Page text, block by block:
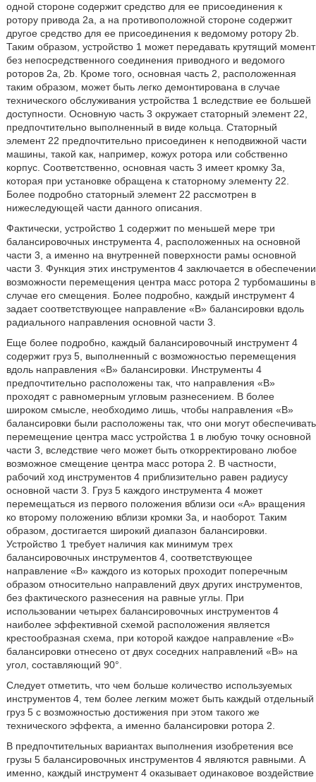
одной стороне содержит средство для ее присоединения к
ротору привода 2а, а на противоположной стороне содержит
другое средство для ее присоединения к ведомому ротору 2b.
Таким образом, устройство 1 может передавать крутящий момент
без непосредственного соединения приводного и ведомого
роторов 2а, 2b. Кроме того, основная часть 2, расположенная
таким образом, может быть легко демонтирована в случае
технического обслуживания устройства 1 вследствие ее большей
доступности. Основную часть 3 окружает статорный элемент 22,
предпочтительно выполненный в виде кольца. Статорный
элемент 22 предпочтительно присоединен к неподвижной части
машины, такой как, например, кожух ротора или собственно
корпус. Соответственно, основная часть 3 имеет кромку 3а,
которая при установке обращена к статорному элементу 22.
Более подробно статорный элемент 22 рассмотрен в
нижеследующей части данного описания.
Фактически, устройство 1 содержит по меньшей мере три
балансировочных инструмента 4, расположенных на основной
части 3, а именно на внутренней поверхности рамы основной
части 3. Функция этих инструментов 4 заключается в обеспечении
возможности перемещения центра масс ротора 2 турбомашины в
случае его смещения. Более подробно, каждый инструмент 4
задает соответствующее направление «В» балансировки вдоль
радиального направления основной части 3.
Еще более подробно, каждый балансировочный инструмент 4
содержит груз 5, выполненный с возможностью перемещения
вдоль направления «В» балансировки. Инструменты 4
предпочтительно расположены так, что направления «В»
проходят с равномерным угловым разнесением. В более
широком смысле, необходимо лишь, чтобы направления «В»
балансировки были расположены так, что они могут обеспечивать
перемещение центра масс устройства 1 в любую точку основной
части 3, вследствие чего может быть откорректировано любое
возможное смещение центра масс ротора 2. В частности,
рабочий ход инструментов 4 приблизительно равен радиусу
основной части 3. Груз 5 каждого инструмента 4 может
перемещаться из первого положения вблизи оси «А» вращения
ко второму положению вблизи кромки 3а, и наоборот. Таким
образом, достигается широкий диапазон балансировки.
Устройство 1 требует наличия как минимум трех
балансировочных инструментов 4, соответствующее
направление «В» каждого из которых проходит поперечным
образом относительно направлений двух других инструментов,
без фактического разнесения на равные углы. При
использовании четырех балансировочных инструментов 4
наиболее эффективной схемой расположения является
крестообразная схема, при которой каждое направление «В»
балансировки отнесено от двух соседних направлений «В» на
угол, составляющий 90°.
Следует отметить, что чем больше количество используемых
инструментов 4, тем более легким может быть каждый отдельный
груз 5 с возможностью достижения при этом такого же
технического эффекта, а именно балансировки ротора 2.
В предпочтительных вариантах выполнения изобретения все
грузы 5 балансировочных инструментов 4 являются равными. А
именно, каждый инструмент 4 оказывает одинаковое воздействие